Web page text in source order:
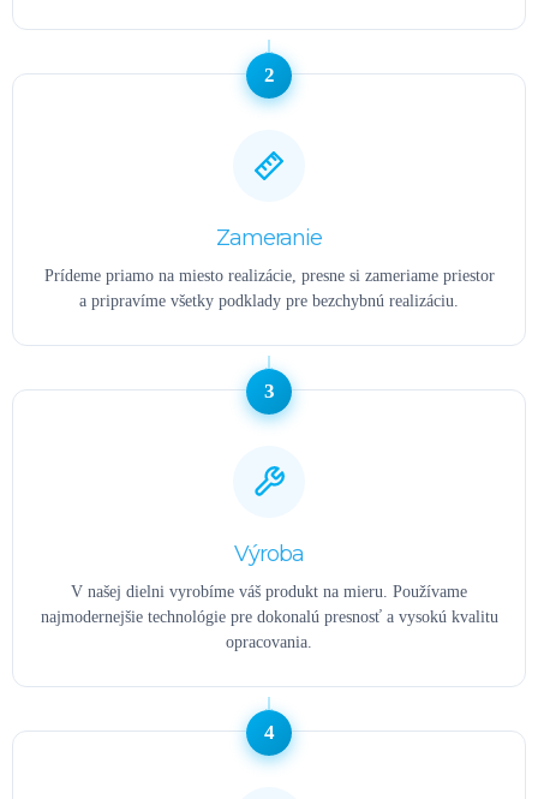
2
Zameranie
Prídeme priamo na miesto realizácie, presne si zameriame priestor
a pripravíme všetky podklady pre bezchybnú realizáciu.
3
Výroba
V našej dielni vyrobíme váš produkt na mieru. Používame
najmodernejšie technológie pre dokonalú presnosť a vysokú kvalitu
opracovania.
4